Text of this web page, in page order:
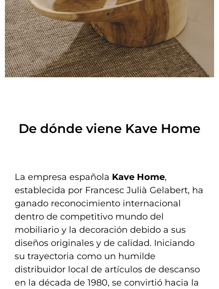
De dónde viene Kave Home
La empresa española Kave Home,
establecida por Francesc Julià Gelabert, ha
ganado reconocimiento internacional
dentro de competitivo mundo del
mobiliario y la decoración debido a sus
diseños originales y de calidad. Iniciando
su trayectoria como un humilde
distribuidor local de artículos de descanso
en la década de 1980, se convirtió hacia la